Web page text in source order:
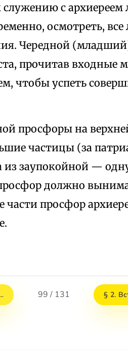
с
осмотреть,
Чередной
прочитав входные
чтобы успеть
просфоры на
частицы (за
из заупокойной —
должно
части просфор
99 / 131 § 2.